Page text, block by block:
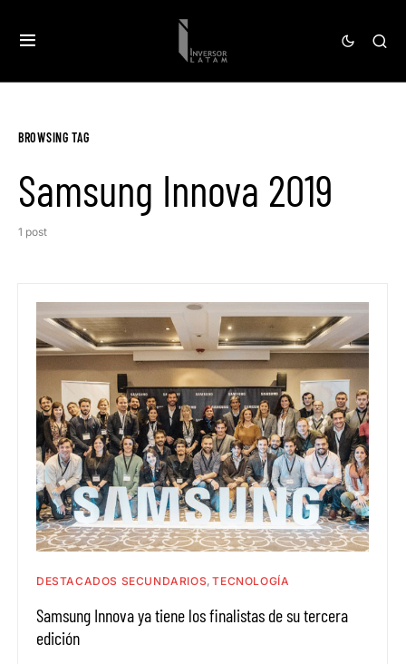
BROWSING TAG
Samsung Innova 2019
1 post
DESTACADOS SECUNDARIOS TECNOLOGÍA
Samsung Innova ya tiene los finalistas de su tercera
edición